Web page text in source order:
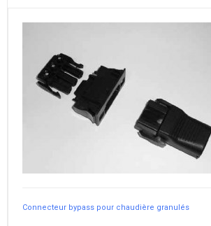
Connecteur bypass pour chaudière granulés